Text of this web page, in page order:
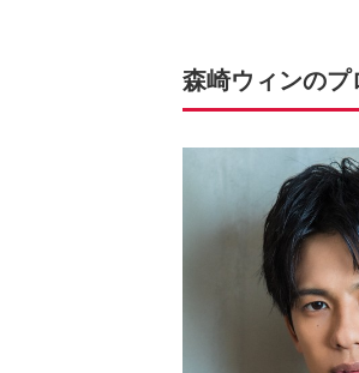
森崎ウィンのプ